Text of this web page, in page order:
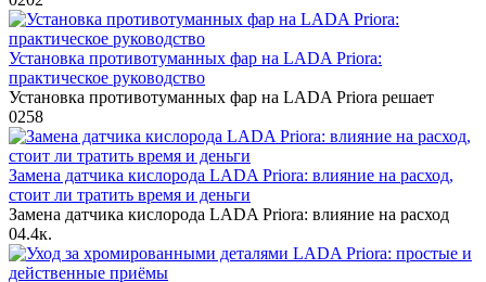
Установка противотуманных фар на LADA Priora:
практическое руководство
Установка противотуманных фар на LADA Priora решает
0258
Замена датчика кислорода LADA Priora: влияние на расход,
стоит ли тратить время и деньги
Замена датчика кислорода LADA Priora: влияние на расход
04.4к.